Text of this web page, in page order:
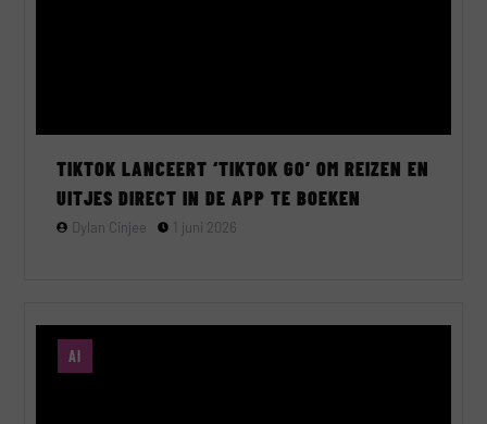
TIKTOK LANCEERT ‘TIKTOK GO’ OM REIZEN EN
UITJES DIRECT IN DE APP TE BOEKEN
Dylan Cinjee 1 juni 2026
AI